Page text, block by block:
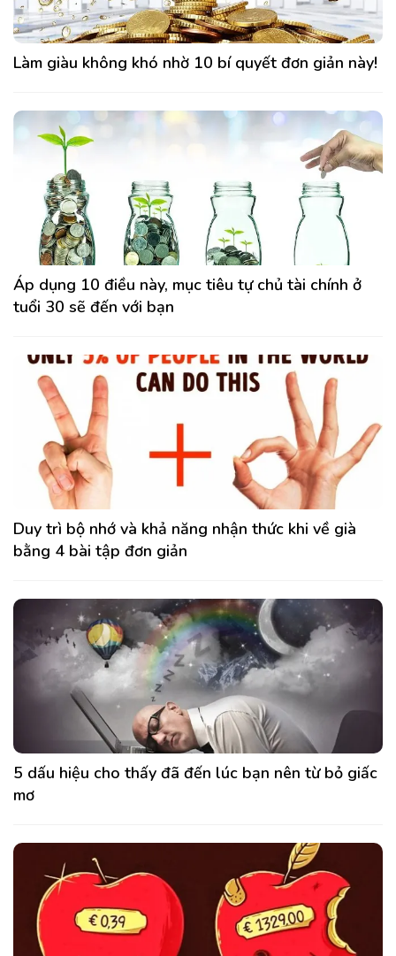
Làm giàu không khó nhờ 10 bí quyết đơn giản này!
Áp dụng 10 điều này, mục tiêu tự chủ tài chính ở
tuổi 30 sẽ đến với bạn
Duy trì bộ nhớ và khả năng nhận thức khi về già
bằng 4 bài tập đơn giản
5 dấu hiệu cho thấy đã đến lúc bạn nên từ bỏ giấc
mơ